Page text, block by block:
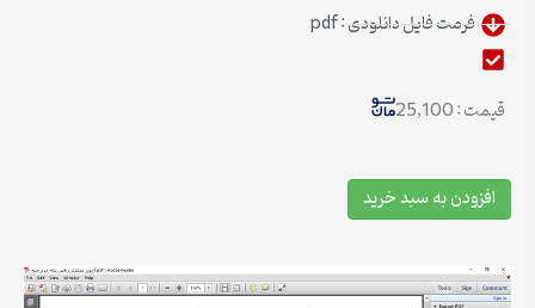
فرمت فایل دانلودی : pdf
قیمت : 25,100
افزودن به سبد خرید